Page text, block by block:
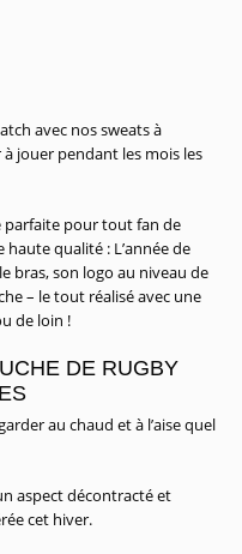
avec nos sweats à
jouer pendant les mois les
parfaite pour tout fan de
qualité : L’année de
bras, son logo au niveau de
– le tout réalisé avec une
de loin !
DE RUGBY
au chaud et à l’aise quel
aspect décontracté et
cet hiver.